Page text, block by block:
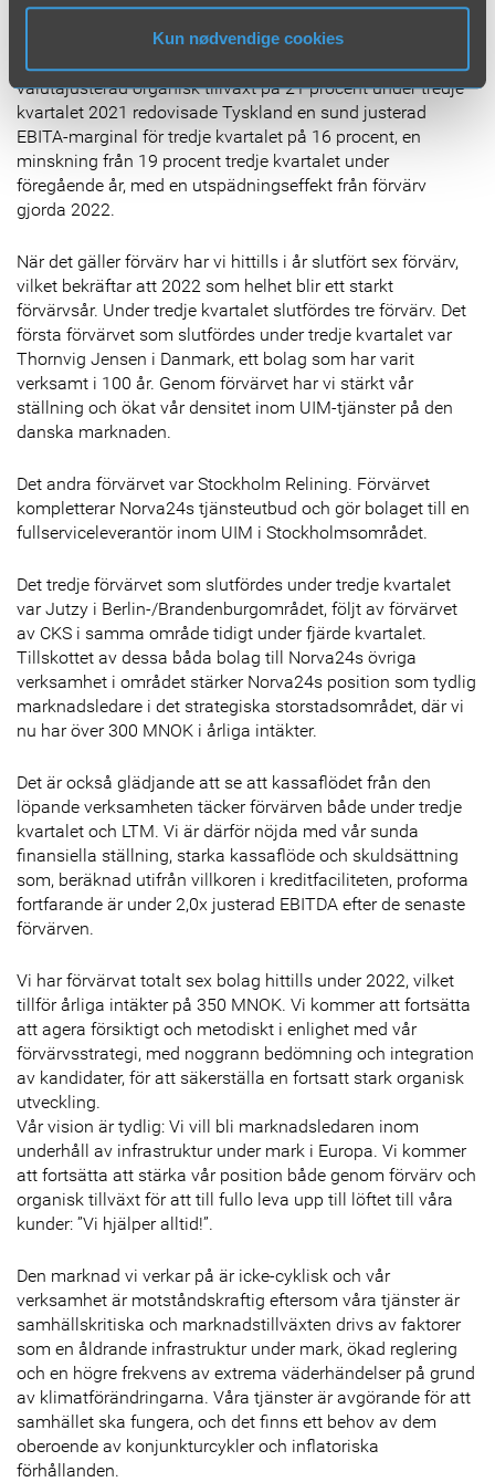
Kun nødvendige cookies
återigen bekräftar att Danmark är på rätt spår.
Även om tillväxten var lägre till följd av en mycket stark
valutajusterad organisk tillväxt på 21 procent under tredje
kvartalet 2021 redovisade Tyskland en sund justerad
EBITA-marginal för tredje kvartalet på 16 procent, en
minskning från 19 procent tredje kvartalet under
föregående år, med en utspädningseffekt från förvärv
gjorda 2022.
När det gäller förvärv har vi hittills i år slutfört sex förvärv,
vilket bekräftar att 2022 som helhet blir ett starkt
förvärvsår. Under tredje kvartalet slutfördes tre förvärv. Det
första förvärvet som slutfördes under tredje kvartalet var
Thornvig Jensen i Danmark, ett bolag som har varit
verksamt i 100 år. Genom förvärvet har vi stärkt vår
ställning och ökat vår densitet inom UIM-tjänster på den
danska marknaden.
Det andra förvärvet var Stockholm Relining. Förvärvet
kompletterar Norva24s tjänsteutbud och gör bolaget till en
fullserviceleverantör inom UIM i Stockholmsområdet.
Det tredje förvärvet som slutfördes under tredje kvartalet
var Jutzy i Berlin-/Brandenburgområdet, följt av förvärvet
av CKS i samma område tidigt under fjärde kvartalet.
Tillskottet av dessa båda bolag till Norva24s övriga
verksamhet i området stärker Norva24s position som tydlig
marknadsledare i det strategiska storstadsområdet, där vi
nu har över 300 MNOK i årliga intäkter.
Det är också glädjande att se att kassaflödet från den
löpande verksamheten täcker förvärven både under tredje
kvartalet och LTM. Vi är därför nöjda med vår sunda
finansiella ställning, starka kassaflöde och skuldsättning
som, beräknad utifrån villkoren i kreditfaciliteten, proforma
fortfarande är under 2,0x justerad EBITDA efter de senaste
förvärven.
Vi har förvärvat totalt sex bolag hittills under 2022, vilket
tillför årliga intäkter på 350 MNOK. Vi kommer att fortsätta
att agera försiktigt och metodiskt i enlighet med vår
förvärvsstrategi, med noggrann bedömning och integration
av kandidater, för att säkerställa en fortsatt stark organisk
utveckling.
Vår vision är tydlig: Vi vill bli marknadsledaren inom
underhåll av infrastruktur under mark i Europa. Vi kommer
att fortsätta att stärka vår position både genom förvärv och
organisk tillväxt för att till fullo leva upp till löftet till våra
kunder: ”Vi hjälper alltid!”.
Den marknad vi verkar på är icke-cyklisk och vår
verksamhet är motståndskraftig eftersom våra tjänster är
samhällskritiska och marknadstillväxten drivs av faktorer
som en åldrande infrastruktur under mark, ökad reglering
och en högre frekvens av extrema väderhändelser på grund
av klimatförändringarna. Våra tjänster är avgörande för att
samhället ska fungera, och det finns ett behov av dem
oberoende av konjunkturcykler och inflatoriska
förhållanden.